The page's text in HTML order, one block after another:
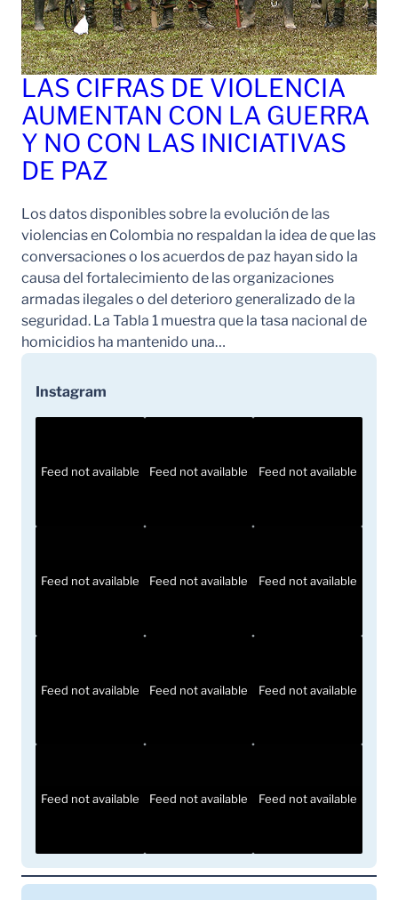
LAS CIFRAS DE VIOLENCIA
AUMENTAN CON LA GUERRA
Y NO CON LAS INICIATIVAS
DE PAZ
Los datos disponibles sobre la evolución de las
violencias en Colombia no respaldan la idea de que las
conversaciones o los acuerdos de paz hayan sido la
causa del fortalecimiento de las organizaciones
armadas ilegales o del deterioro generalizado de la
seguridad. La Tabla 1 muestra que la tasa nacional de
homicidios ha mantenido una…
Instagram
Feed not available Feed not available Feed not available
Feed not available Feed not available Feed not available
Feed not available Feed not available Feed not available
Feed not available Feed not available Feed not available